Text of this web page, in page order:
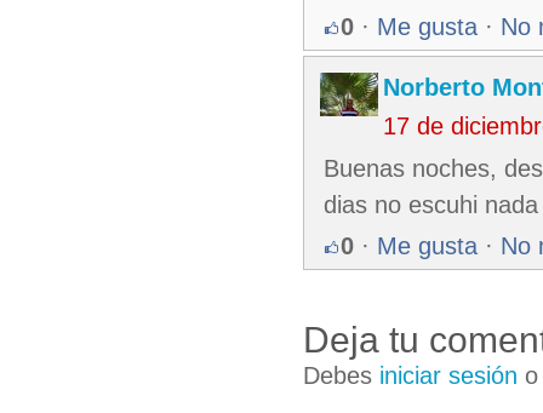
0 · Me gusta · No
Norberto
17 de
Buenas noches,
dias no escuhi
0 · Me gusta · No
Deja tu
Debes iniciar sesión